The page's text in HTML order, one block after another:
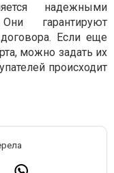
надежными
гарантируют
Если еще
можно задать их
происходит